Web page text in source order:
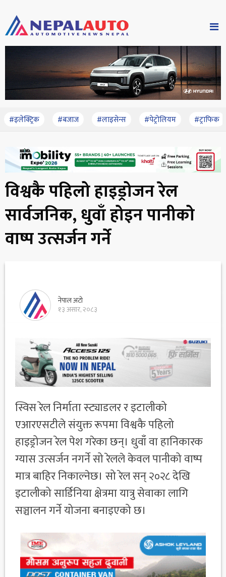
#इलेक्ट्रिक #बजाज #लाइसेन्स #पेट्रोलियम #ट्राफिक
विश्वकै पहिलो हाइड्रोजन रेल
सार्वजनिक, धुवाँ होइन पानीको
वाष्प उत्सर्जन गर्ने
नेपाल अटो
१३ असार, २०८३
स्विस रेल निर्माता स्ट्याडलर र इटालीको
एआरएसटीले संयुक्त रूपमा विश्वकै पहिलो
हाइड्रोजन रेल पेश गरेका छन्। धुवाँ वा हानिकारक
ग्यास उत्सर्जन नगर्ने सो रेलले केवल पानीको वाष्प
मात्र बाहिर निकाल्नेछ। सो रेल सन् २०२८ देखि
इटालीको सार्डिनिया क्षेत्रमा यात्रु सेवाका लागि
सञ्चालन गर्ने योजना बनाइएको छ।